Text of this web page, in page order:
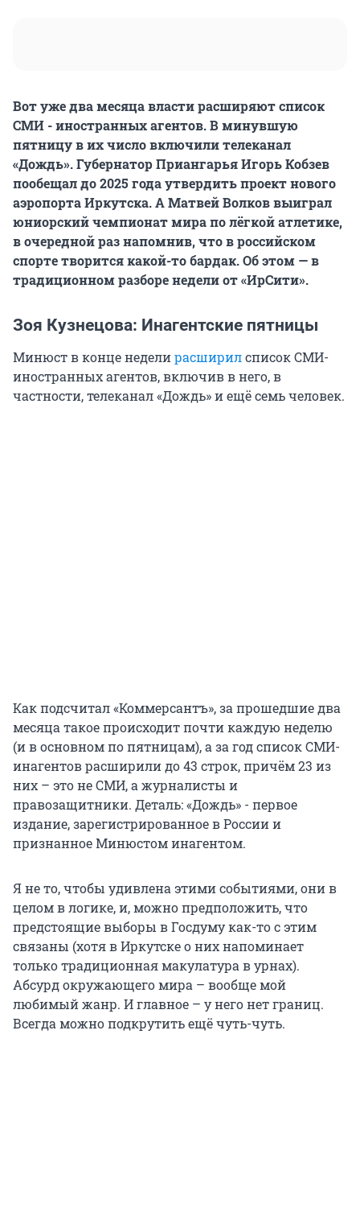
Вот уже два месяца власти расширяют список
СМИ - иностранных агентов. В минувшую
пятницу в их число включили телеканал
«Дождь». Губернатор Приангарья Игорь Кобзев
пообещал до 2025 года утвердить проект нового
аэропорта Иркутска. А Матвей Волков выиграл
юниорский чемпионат мира по лёгкой атлетике,
в очередной раз напомнив, что в российском
спорте творится какой-то бардак. Об этом — в
традиционном разборе недели от «ИрСити».
Зоя Кузнецова: Инагентские пятницы
Минюст в конце неделирасширилсписок СМИ-
иностранных агентов, включив в него, в
частности, телеканал «Дождь» и ещё семь человек.
Как подсчитал «Коммерсантъ», за прошедшие два
месяца такое происходит почти каждую неделю
(и в основном по пятницам), а за год список СМИ-
инагентов расширили до 43 строк, причём 23 из
них – это не СМИ, а журналисты и
правозащитники. Деталь: «Дождь» - первое
издание, зарегистрированное в России и
признанное Минюстом инагентом.
Я не то, чтобы удивлена этими событиями, они в
целом в логике, и, можно предположить, что
предстоящие выборы в Госдуму как-то с этим
связаны (хотя в Иркутске о них напоминает
только традиционная макулатура в урнах).
Абсурд окружающего мира – вообще мой
любимый жанр. И главное – у него нет границ.
Всегда можно подкрутить ещё чуть-чуть.